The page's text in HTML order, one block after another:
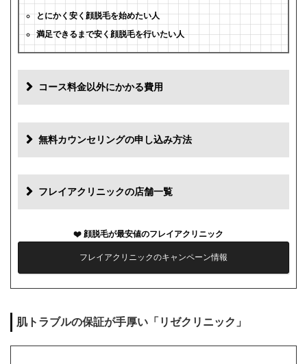
とにかく安く顔脱毛を始めたい人
満足できるまで安く顔脱毛を行いたい人
コース料金以外にかかる費用
初診料 0円
再診料
薬代 0円
シェービング代 0円
キャンセル料 1回まで0円
無料カウンセリングの申し込み方法
フレイアクリニックの店舗一覧
顔脱毛が最安値のフレイアクリニック
フレイアクリニックのキャンペーン情報
肌トラブルの保証が手厚い「リゼクリニック」